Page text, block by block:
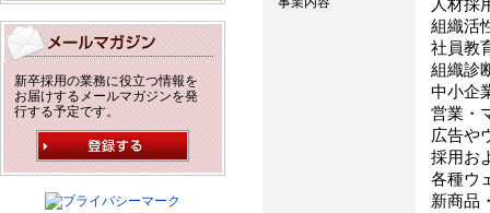
人材採
組織活
社員教
組織診
中小企
営業・
広告や
採用お
各種ウ
新商品
新卒採用の業務に役立つ情報を
お届けするメールマガジンを発
行する予定です。